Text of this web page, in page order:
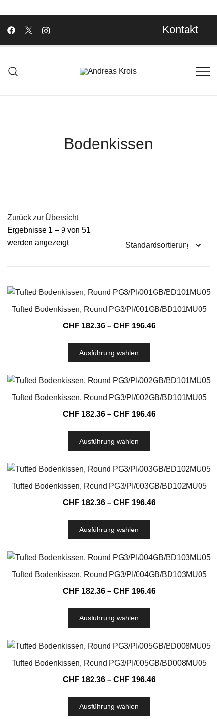
Kontakt
Bodenkissen
Zurück zur Übersicht
Ergebnisse 1 – 9 von 51
werden angezeigt
Tufted Bodenkissen, Round PG3/PI/001GB/BD101MU05
CHF182.36 – CHF196.46
Ausführung wählen
Tufted Bodenkissen, Round PG3/PI/002GB/BD101MU05
CHF182.36 – CHF196.46
Ausführung wählen
Tufted Bodenkissen, Round PG3/PI/003GB/BD102MU05
CHF182.36 – CHF196.46
Ausführung wählen
Tufted Bodenkissen, Round PG3/PI/004GB/BD103MU05
CHF182.36 – CHF196.46
Ausführung wählen
Tufted Bodenkissen, Round PG3/PI/005GB/BD008MU05
CHF182.36 – CHF196.46
Ausführung wählen